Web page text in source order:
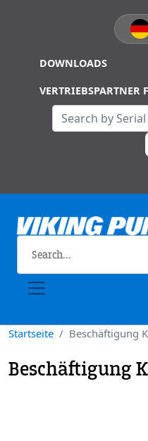
DOWNLOADS
VERTRIEBSPARTNER
Startseite Beschäftigung
Beschäftigung